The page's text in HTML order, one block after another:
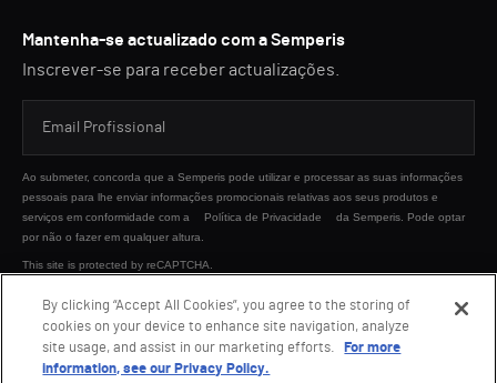
Mantenha-se actualizado com a Semperis
Inscrever-se para receber actualizações.
Ao submeter, concorda que a Semperis pode utilizar e processar as suas informações
pessoais para lhe enviar informações promocionais relativas aos seus produtos e
serviços em conformidade com a
Política de Privacidade
da Semperis. Pode optar
por não o fazer em qualquer altura.
This site is protected by reCAPTCHA.
ENVIAR
By clicking “Accept All Cookies”, you agree to the storing of
cookies on your device to enhance site navigation, analyze
site usage, and assist in our marketing efforts.
For more
information, see our Privacy Policy.